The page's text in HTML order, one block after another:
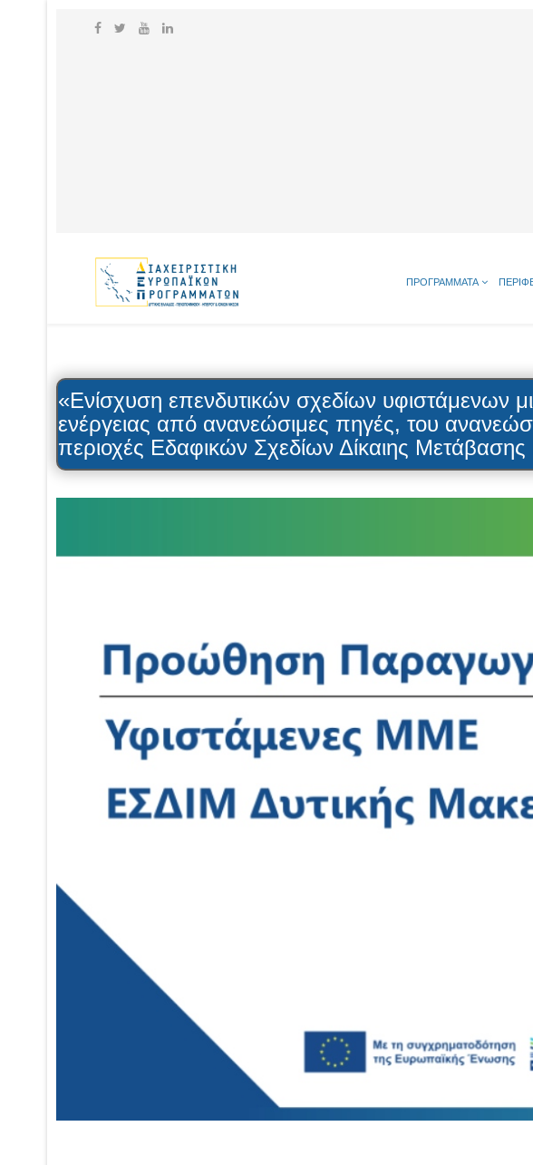
ΠΡΟΓΡΑΜΜΑΤΑ
«Ενίσχυση επενδυτικών σχεδίων υφιστάμενων
ενέργειας από ανανεώσιμες πηγές, του
περιοχές Εδαφικών Σχεδίων Δίκαιης